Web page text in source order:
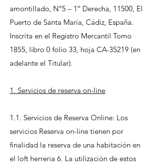
amontillado, Nº5 – 1º Derecha, 11500, El
Puerto de Santa María, Cádiz, España.
Inscrita en el Registro Mercantil Tomo
1855, libro 0 folio 33, hoja CA-35219 (en
adelante el Titular).
1. Servicios de reserva on-line
1.1. Servicios de Reserva Online: Los
servicios Reserva on-line tienen por
finalidad la reserva de una habitación en
el loft herreria 6. La utilización de estos